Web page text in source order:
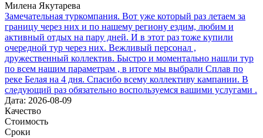
Милена Якутарева
Замечательная туркомпания. Вот уже который раз летаем за
границу через них и по нашему региону ездим, любим и
активный отдых на пару дней. И в этот раз тоже купили
очередной тур через них. Вежливый персонал ,
дружественный коллектив. Быстро и моментально нашли тур
по всем нашим параметрам , в итоге мы выбрали Сплав по
реке Белая на 4 дня. Спасибо всему коллективу кампании. В
следующий раз обязательно воспользуемся вашими услугами .
Дата: 2026-08-09
Качество
Стоимость
Сроки